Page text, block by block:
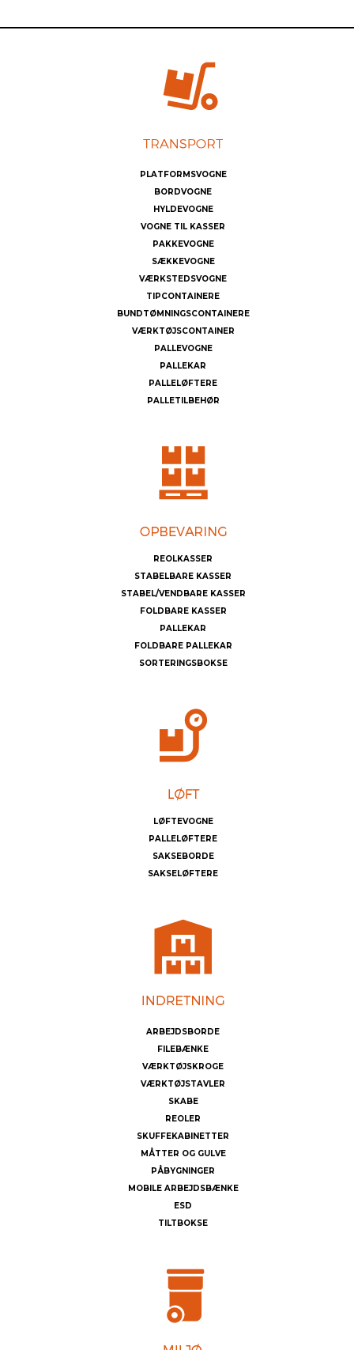
PLATFORMSVOGNE
BORDVOGNE
HYLDEVOGNE
VOGNE TIL KASSER
PAKKEVOGNE
SÆKKEVOGNE
VÆRKSTEDSVOGNE
TIPCONTAINERE
BUNDTØMNINGSCONTAINERE
VÆRKTØJSCONTAINER
PALLEVOGNE
PALLEKAR
PALLELØFTERE
PALLETILBEHØR
REOLKASSER
STABELBARE KASSER
STABEL/VENDBARE KASSER
FOLDBARE KASSER
PALLEKAR
FOLDBARE PALLEKAR
SORTERINGSBOKSE
LØFTEVOGNE
PALLELØFTERE
SAKSEBORDE
SAKSELØFTERE
ARBEJDSBORDE
FILEBÆNKE
VÆRKTØJSKROGE
VÆRKTØJSTAVLER
SKABE
REOLER
SKUFFEKABINETTER
MÅTTER OG GULVE
PÅBYGNINGER
MOBILE ARBEJDSBÆNKE
ESD
TILTBOKSE